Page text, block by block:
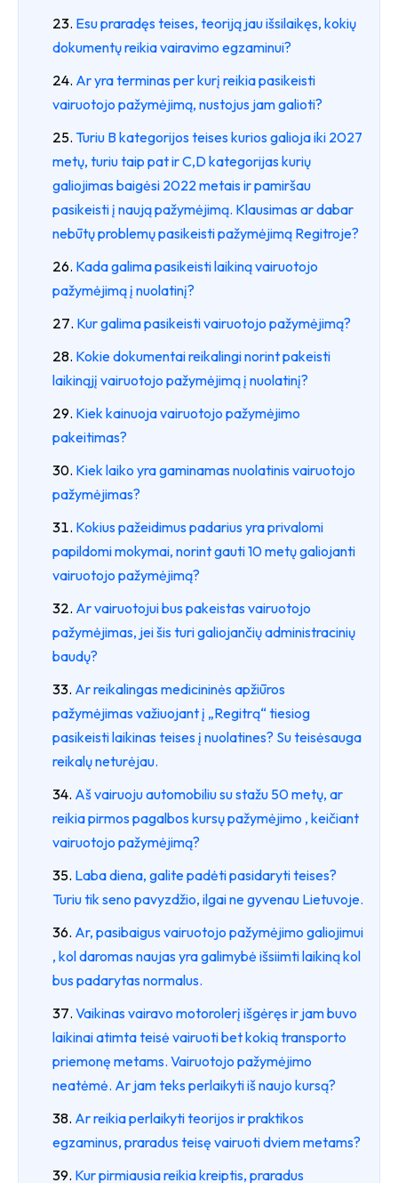
Esu praradęs teises, teoriją jau išsilaikęs, kokių
dokumentų reikia vairavimo egzaminui?
Ar yra terminas per kurį reikia pasikeisti
vairuotojo pažymėjimą, nustojus jam galioti?
Turiu B kategorijos teises kurios galioja iki 2027
metų, turiu taip pat ir C,D kategorijas kurių
galiojimas baigėsi 2022 metais ir pamiršau
pasikeisti į naują pažymėjimą. Klausimas ar dabar
nebūtų problemų pasikeisti pažymėjimą Regitroje?
Kada galima pasikeisti laikiną vairuotojo
pažymėjimą į nuolatinį?
Kur galima pasikeisti vairuotojo pažymėjimą?
Kokie dokumentai reikalingi norint pakeisti
laikinąjį vairuotojo pažymėjimą į nuolatinį?
Kiek kainuoja vairuotojo pažymėjimo
pakeitimas?
Kiek laiko yra gaminamas nuolatinis vairuotojo
pažymėjimas?
Kokius pažeidimus padarius yra privalomi
papildomi mokymai, norint gauti 10 metų galiojanti
vairuotojo pažymėjimą?
Ar vairuotojui bus pakeistas vairuotojo
pažymėjimas, jei šis turi galiojančių administracinių
baudų?
Ar reikalingas medicininės apžiūros
pažymėjimas važiuojant į „Regitrą“ tiesiog
pasikeisti laikinas teises į nuolatines? Su teisėsauga
reikalų neturėjau.
Aš vairuoju automobiliu su stažu 50 metų, ar
reikia pirmos pagalbos kursų pažymėjimo , keičiant
vairuotojo pažymėjimą?
Laba diena, galite padėti pasidaryti teises?
Turiu tik seno pavyzdžio, ilgai ne gyvenau Lietuvoje.
Ar, pasibaigus vairuotojo pažymėjimo galiojimui
, kol daromas naujas yra galimybė išsiimti laikiną kol
bus padarytas normalus.
Vaikinas vairavo motorolerį išgėręs ir jam buvo
laikinai atimta teisė vairuoti bet kokią transporto
priemonę metams. Vairuotojo pažymėjimo
neatėmė. Ar jam teks perlaikyti iš naujo kursą?
Ar reikia perlaikyti teorijos ir praktikos
egzaminus, praradus teisę vairuoti dviem metams?
Kur pirmiausia reikia kreiptis, praradus